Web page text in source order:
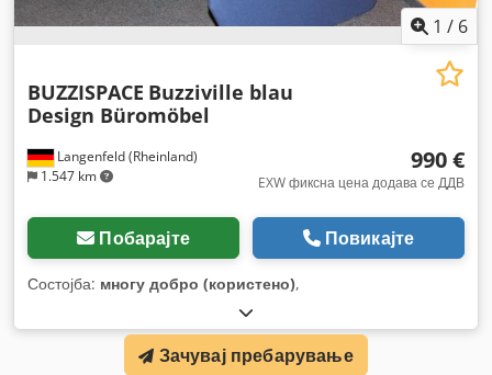
1 / 6
Langenfeld (Rheinland)
1.547 km
BUZZISPACE Buzziville blau
Design Büromöbel
990 €
EXW фиксна цена додава се ДДВ
Побарајте Повикајте
Состојба: многу добро (користено),
Зачувај пребарување